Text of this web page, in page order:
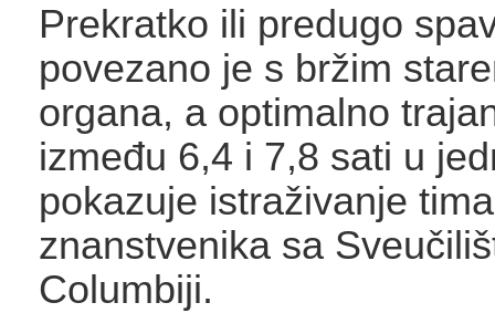
Prekratko ili predugo
povezano je s bržim
organa, a optimalno
između 6,4 i 7,8 sati u
pokazuje istraživanje tima
znanstvenika sa
Columbiji.